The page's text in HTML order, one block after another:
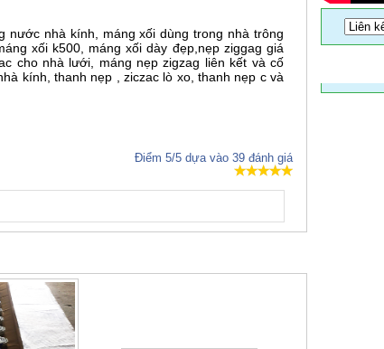
nước nhà kính, máng xối dùng trong nhà trông
xối k500, máng xối dày đẹp,nẹp ziggag giá
cho nhà lưới, máng nẹp zigzag liên kết và cố
kính, thanh nẹp , ziczac lò xo, thanh nẹp c và
Điểm 5/5 dựa vào 39 đánh giá